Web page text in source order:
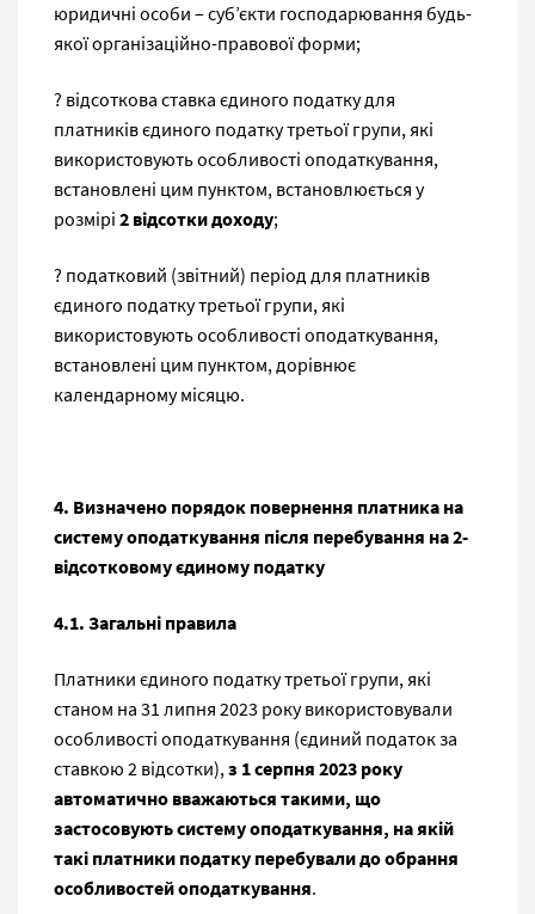
юридичні особи – суб’єкти господарювання будь-
якої організаційно-правової форми;
? відсоткова ставка єдиного податку для
платників єдиного податку третьої групи, які
використовують особливості оподаткування,
встановлені цим пунктом, встановлюється у
розмірі 2 відсотки доходу;
? податковий (звітний) період для платників
єдиного податку третьої групи, які
використовують особливості оподаткування,
встановлені цим пунктом, дорівнює
календарному місяцю.
4. Визначено порядок повернення платника на
систему оподаткування після перебування на 2-
відсотковому єдиному податку
4.1. Загальні правила
Платники єдиного податку третьої групи, які
станом на 31 липня 2023 року використовували
особливості оподаткування (єдиний податок за
ставкою 2 відсотки),з 1 серпня 2023 року
автоматично вважаються такими, що
застосовують систему оподаткування, на якій
такі платники податку перебували до обрання
особливостей оподаткування.